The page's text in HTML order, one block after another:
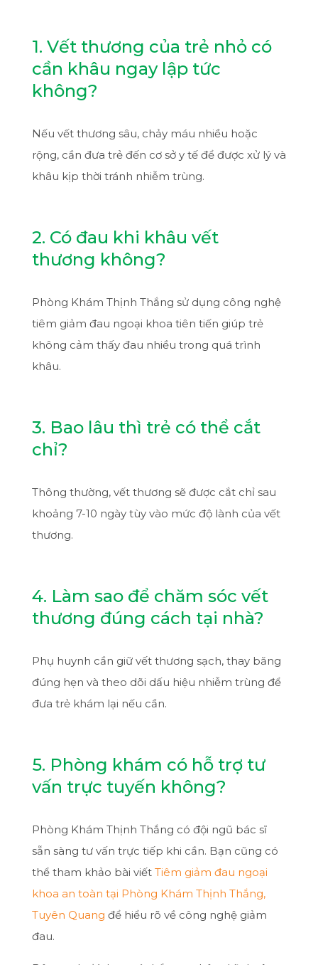
1. Vết thương của trẻ nhỏ có
cần khâu ngay lập tức
không?
Nếu vết thương sâu, chảy máu nhiều hoặc
rộng, cần đưa trẻ đến cơ sở y tế để được xử lý và
khâu kịp thời tránh nhiễm trùng.
2. Có đau khi khâu vết
thương không?
Phòng Khám Thịnh Thắng sử dụng công nghệ
tiêm giảm đau ngoại khoa tiên tiến giúp trẻ
không cảm thấy đau nhiều trong quá trình
khâu.
3. Bao lâu thì trẻ có thể cắt
chỉ?
Thông thường, vết thương sẽ được cắt chỉ sau
khoảng 7-10 ngày tùy vào mức độ lành của vết
thương.
4. Làm sao để chăm sóc vết
thương đúng cách tại nhà?
Phụ huynh cần giữ vết thương sạch, thay băng
đúng hẹn và theo dõi dấu hiệu nhiễm trùng để
đưa trẻ khám lại nếu cần.
5. Phòng khám có hỗ trợ tư
vấn trực tuyến không?
Phòng Khám Thịnh Thắng có đội ngũ bác sĩ
sẵn sàng tư vấn trực tiếp khi cần. Bạn cũng có
thể tham khảo bài viết Tiêm giảm đau ngoại
khoa an toàn tại Phòng Khám Thịnh Thắng,
Tuyên Quang để hiểu rõ về công nghệ giảm
đau.